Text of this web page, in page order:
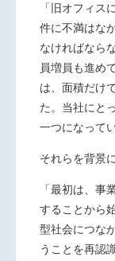
「旧オフィス
件に不満はな
なければなら
員増員も進め
は、面積だけ
た。当社にと
一つになって
それらを背景
「最初は、事
することから
型社会につな
うことを再認